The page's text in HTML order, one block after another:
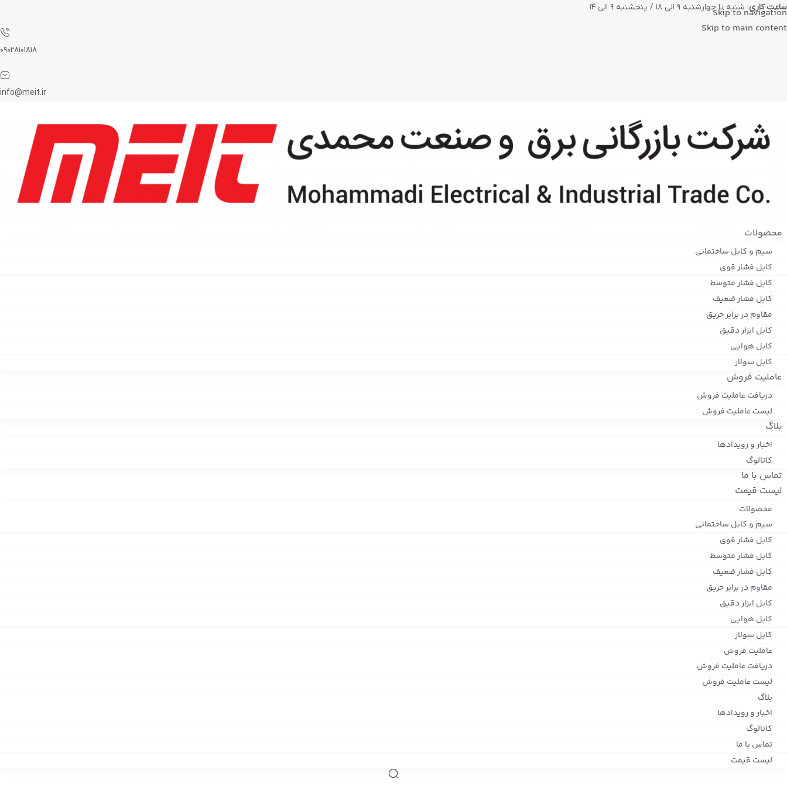
Skip to navigation
Skip to main content
ساعت کاری: شنبه تا چهارشنبه ۹ الی ۱۸ / پنجشنبه ۹ الی ۱۴
۰۹۰۲۸۱۰۱۸۱۸
info@meit.ir
محصولات
سیم و کابل ساختمانی
کابل فشار قوی
کابل فشار متوسط
کابل فشار ضعیف
مقاوم در برابر حریق
کابل ابزار دقیق
کابل هوایی
کابل سولار
عاملیت فروش
دریافت عاملیت فروش
لیست عاملیت فروش
بلاگ
اخبار و رویدادها
کاتالوگ
تماس با ما
لیست قیمت
محصولات
سیم و کابل ساختمانی
کابل فشار قوی
کابل فشار متوسط
کابل فشار ضعیف
مقاوم در برابر حریق
کابل ابزار دقیق
کابل هوایی
کابل سولار
عاملیت فروش
دریافت عاملیت فروش
لیست عاملیت فروش
بلاگ
اخبار و رویدادها
کاتالوگ
تماس با ما
لیست قیمت